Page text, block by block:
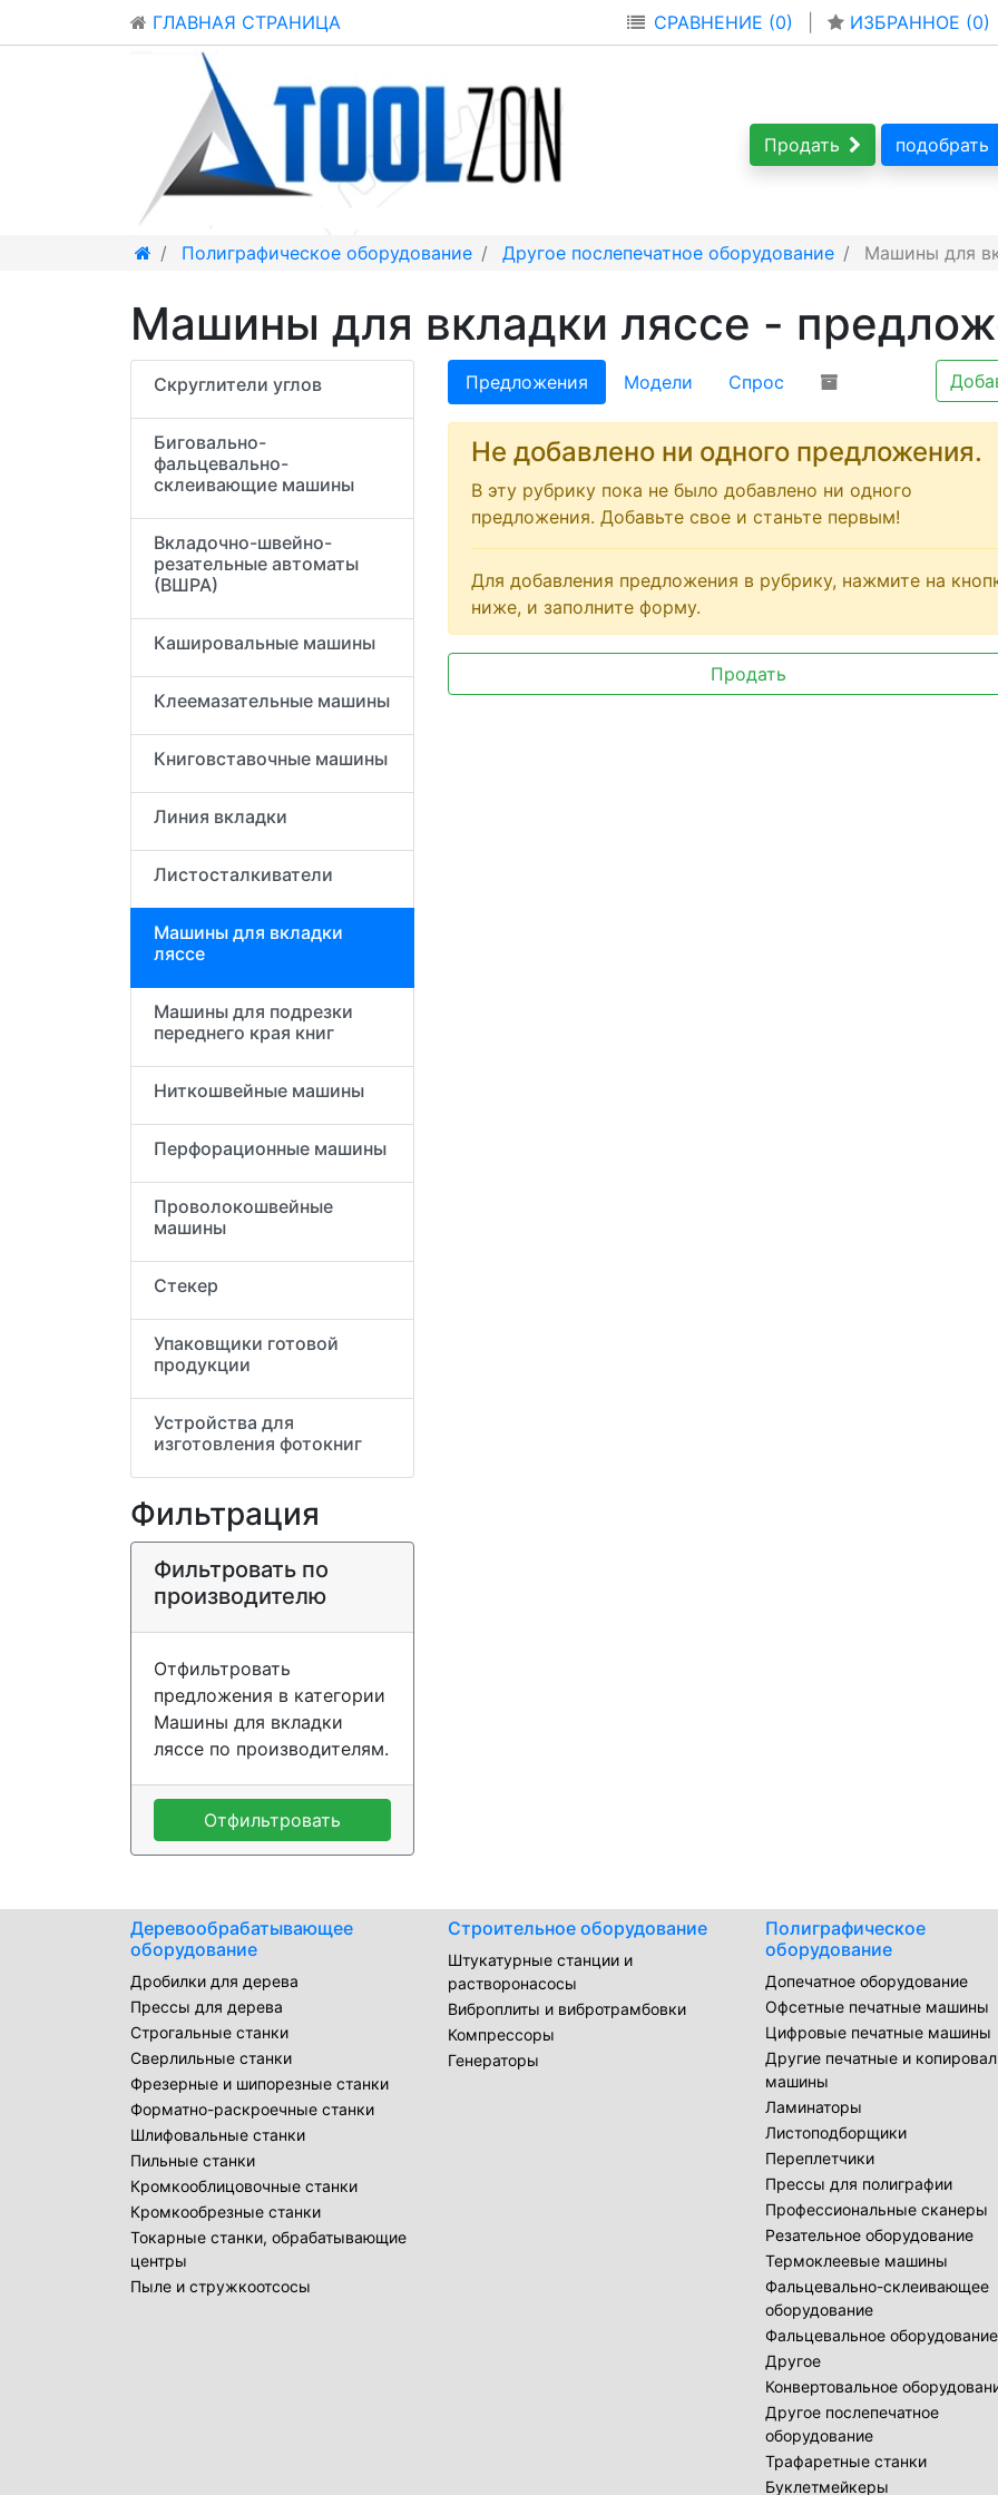
ГЛАВНАЯ СТРАНИЦА СРАВНЕНИЕ (0) ИЗБРАННОЕ (0)
Продать подобрать
Полиграфическое оборудование Другое послепечатное оборудование Машины для
Машины для вкладки ляссе -
Скруглители углов
Биговально-
фальцевально-
склеивающие машины
Вкладочно-швейно-
резательные автоматы
(ВШРА)
Кашировальные машины
Клеемазательные машины
Книговставочные машины
Линия вкладки
Листосталкиватели
Машины для вкладки
ляссе
Машины для подрезки
переднего края книг
Ниткошвейные машины
Перфорационные машины
Проволокошвейные
машины
Стекер
Упаковщики готовой
продукции
Устройства для
изготовления фотокниг
Фильтрация
Фильтровать по
производителю
Отфильтровать
предложения в категории
Машины для вкладки
ляссе по производителям.
Отфильтровать
Предложения Модели Спрос
Не добавлено ни одного предложения.
В эту рубрику пока не было добавлено ни одного
предложения. Добавьте свое и станьте первым!
Для добавления предложения в рубрику, нажмите на
ниже, и заполните форму.
Продать
Деревообрабатывающее
оборудование
Дробилки для дерева
Прессы для дерева
Строгальные станки
Сверлильные станки
Фрезерные и шипорезные станки
Форматно-раскроечные станки
Шлифовальные станки
Пильные станки
Кромкооблицовочные станки
Кромкообрезные станки
Токарные станки, обрабатывающие
центры
Пыле и стружкоотсосы
Строительное оборудование
Штукатурные станции и
растворонасосы
Виброплиты и вибротрамбовки
Компрессоры
Генераторы
Полиграфическое
оборудование
Допечатное оборудование
Офсетные печатные машины
Цифровые печатные машины
Другие печатные и
машины
Ламинаторы
Листоподборщики
Переплетчики
Прессы для полиграфии
Профессиональные сканеры
Резательное оборудование
Термоклеевые машины
Фальцевально-склеивающее
оборудование
Фальцевальное оборудование
Другое
Конвертовальное
Другое послепечатное
оборудование
Трафаретные станки
Буклетмейкеры